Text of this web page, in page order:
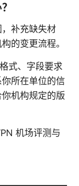
补充缺失材
的变更流程。
式、字段要求
所在单位的信
机构规定的版
机场评测与